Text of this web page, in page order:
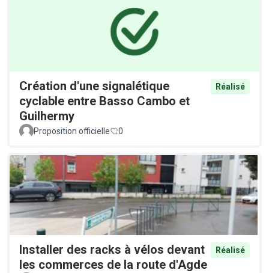
Création d'une signalétique
cyclable entre Basso Cambo et
Guilhermy
Réalisé
Proposition officielle 0
Installer des racks à vélos devant
les commerces de la route d'Agde
Réalisé